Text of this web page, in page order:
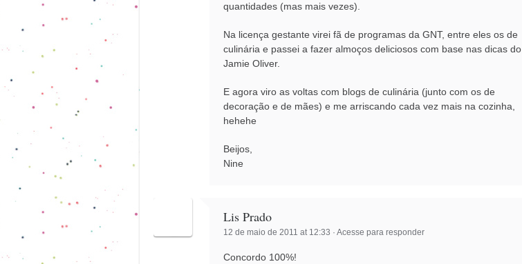
quantidades (mas mais vezes).
Na licença gestante virei fã de programas da GNT, entre eles os de
culinária e passei a fazer almoços deliciosos com base nas dicas do
Jamie Oliver.
E agora viro as voltas com blogs de culinária (junto com os de
decoração e de mães) e me arriscando cada vez mais na cozinha,
hehehe
Beijos,
Nine
Lis Prado
12 de maio de 2011 at 12:33 ·Acesse para responder
Concordo 100%!